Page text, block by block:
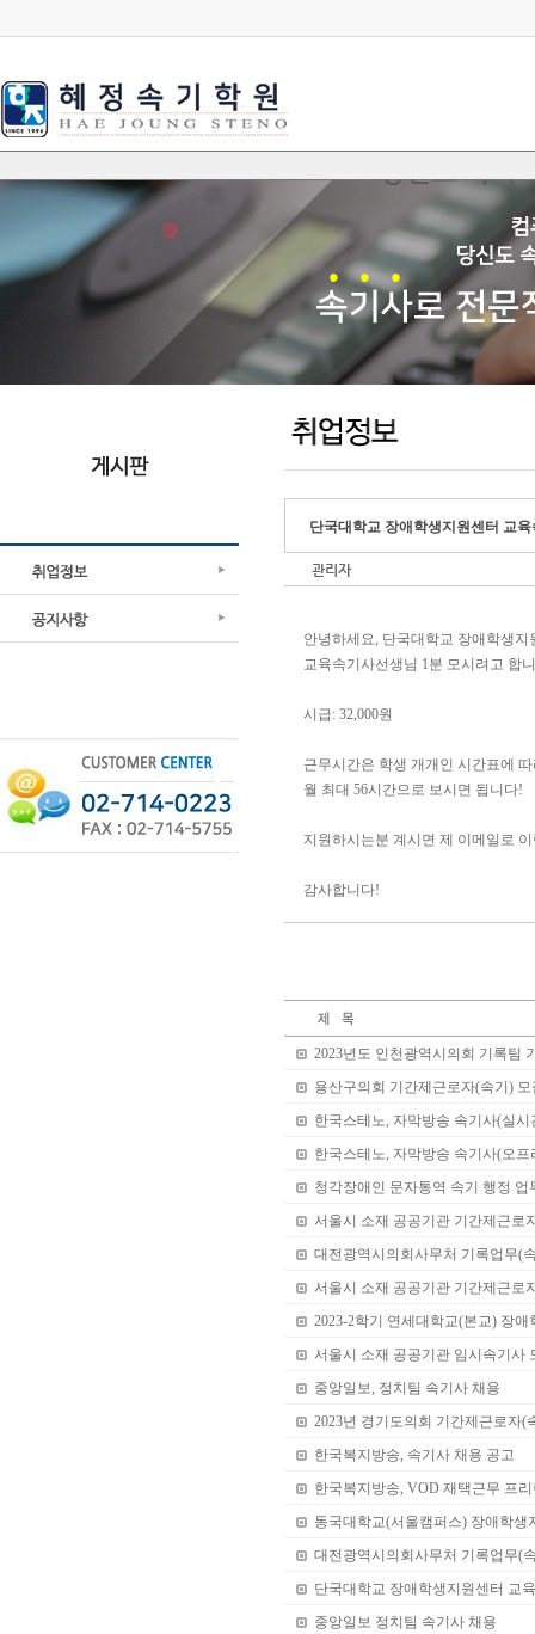
단국대학교 장애학생지원센터 교
관리자
안녕하세요, 단국대학교 장애학생지
교육속기사선생님 1분 모시려고 합
시급: 32,000원
근무시간은 학생 개개인 시간표에
월 최대 56시간으로 보시면 됩니다!
지원하시는분 계시면 제 이메일로
감사합니다!
2023년도 인천광역시의회 기록팀
용산구의회 기간제근로자(속기) 모
한국스테노, 자막방송 속기사(실
한국스테노, 자막방송 속기사(오
청각장애인 문자통역 속기 행정 업
서울시 소재 공공기관 기간제근로
대전광역시의회사무처 기록업무(
서울시 소재 공공기관 기간제근로
2023-2학기 연세대학교(본교) 장
서울시 소재 공공기관 임시속기사
중앙일보, 정치팀 속기사 채용
2023년 경기도의회 기간제근로자(
한국복지방송, 속기사 채용 공고
한국복지방송, VOD 재택근무 프
동국대학교(서울캠퍼스) 장애학
대전광역시의회사무처 기록업무(
단국대학교 장애학생지원센터 교
중앙일보 정치팀 속기사 채용